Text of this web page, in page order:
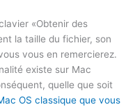
«Obtenir des
la taille du fichier, son
vous en remercierez.
existe sur Mac
quelle que soit
OS classique que vous